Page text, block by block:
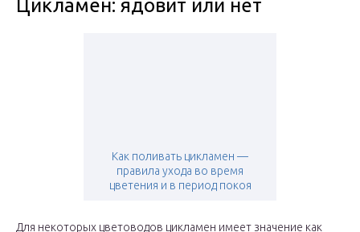
Цикламен: ядовит или нет
Как поливать цикламен —
правила ухода во время
цветения и в период покоя
Для некоторых цветоводов цикламен имеет значение как